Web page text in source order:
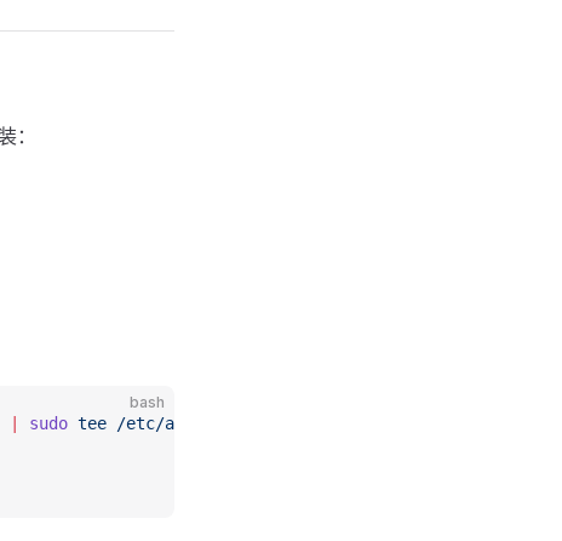
：
bash
| sudo tee /etc/apt/sources.list.d/gxde-kmre.list